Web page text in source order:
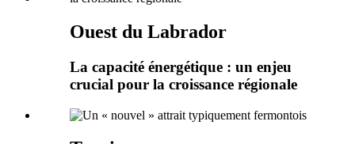
Ouest du Labrador
La capacité énergétique : un enjeu
crucial pour la croissance régionale